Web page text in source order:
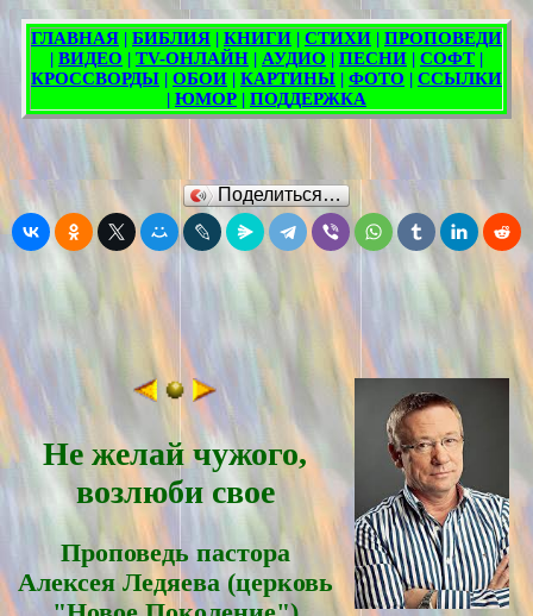
Поделиться…
Не желай чужого,
возлюби свое
Проповедь пасторa
Алексея Ледяевa (церковь